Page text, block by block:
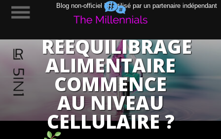
Blog non-officiel LR utilisé par un partenaire indépendant
POURQUOI
LE
RÉÉQUILIBRAGE
ALIMENTAIRE
COMMENCE
AU NIVEAU
CELLULAIRE ?